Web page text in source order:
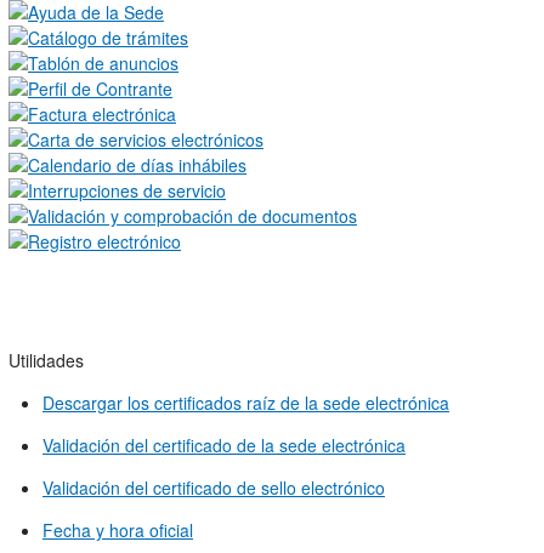
Utilidades
Descargar los certificados raíz de la sede electrónica
Validación del certificado de la sede electrónica
Validación del certificado de sello electrónico
Fecha y hora oficial